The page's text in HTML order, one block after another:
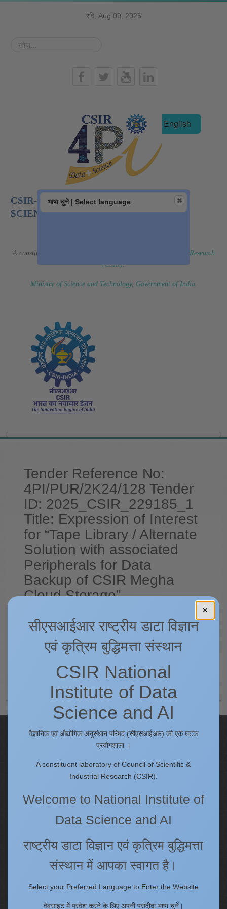
रवि, Aug 09, 2026
खोज...
हिन्दी English
CSIR-NATIONAL INSTITUTE OF DATA
SCIENCE AND AI
A constituent laboratory of
Council of Scientific & Industrial Research
(CSIR).
Ministry of Science and Technology, Government of India.
Tender Reference No:
4PI/PUR/2K24/128 Tender
ID: 2025_CSIR_229185_1
Title: Expression of Interest
for “Tape Library / Alternate
Solution with associated
Peripherals for Data
Backup of CSIR Megha
Cloud Storage”
Click here for details 1
Click here for details 2
Quick Links
Procurement Plan [Financial Year 2026-27]
Right to Information
Past Events/Seminars
ONECSIR - ERP
Staff Annual Property Returns
Vidya Lakshmi Portal (VLP)
भाषा चुने | Select language
✕
सीएसआईआर राष्ट्रीय डाटा विज्ञान
एवं कृत्रिम बुद्धिमत्ता संस्थान
CSIR National
Institute of Data
Science and AI
वैज्ञानिक एवं औद्योगिक अनुसंधान परिषद (सीएसआईआर) की एक घटक
प्रयोगशाला ।
A constituent laboratory of Council of Scientific &
Industrial Research (CSIR).
Welcome to National Institute of
Data Science and AI
राष्ट्रीय डाटा विज्ञान एवं कृत्रिम बुद्धिमत्ता
संस्थान में आपका स्वागत है।
Select your Preferred Language to Enter the Website
वेबसाइट में प्रवेश करने के लिए अपनी पसंदीदा भाषा चुनें।